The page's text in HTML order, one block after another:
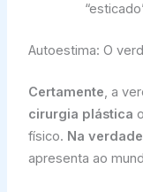
Autoestima: O
Certamente, a
cirurgia plástica
físico. Na verdade
apresenta ao